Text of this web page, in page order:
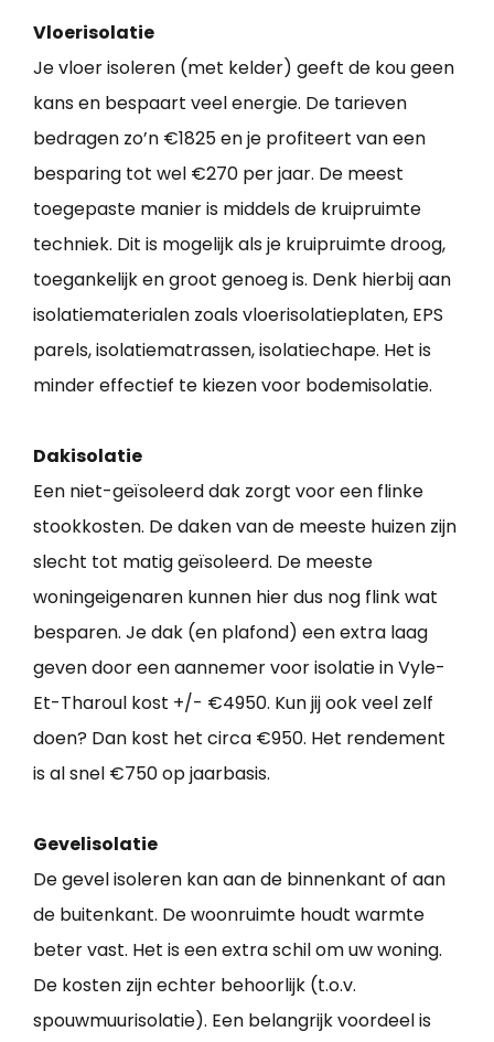
Vloerisolatie
Je vloer isoleren (met kelder) geeft de kou geen
kans en bespaart veel energie. De tarieven
bedragen zo’n €1825 en je profiteert van een
besparing tot wel €270 per jaar. De meest
toegepaste manier is middels de kruipruimte
techniek. Dit is mogelijk als je kruipruimte droog,
toegankelijk en groot genoeg is. Denk hierbij aan
isolatiematerialen zoals vloerisolatieplaten, EPS
parels, isolatiematrassen, isolatiechape. Het is
minder effectief te kiezen voor bodemisolatie.
Dakisolatie
Een niet-geïsoleerd dak zorgt voor een flinke
stookkosten. De daken van de meeste huizen zijn
slecht tot matig geïsoleerd. De meeste
woningeigenaren kunnen hier dus nog flink wat
besparen. Je dak (en plafond) een extra laag
geven door een aannemer voor isolatie in Vyle-
Et-Tharoul kost +/- €4950. Kun jij ook veel zelf
doen? Dan kost het circa €950. Het rendement
is al snel €750 op jaarbasis.
Gevelisolatie
De gevel isoleren kan aan de binnenkant of aan
de buitenkant. De woonruimte houdt warmte
beter vast. Het is een extra schil om uw woning.
De kosten zijn echter behoorlijk (t.o.v.
spouwmuurisolatie). Een belangrijk voordeel is